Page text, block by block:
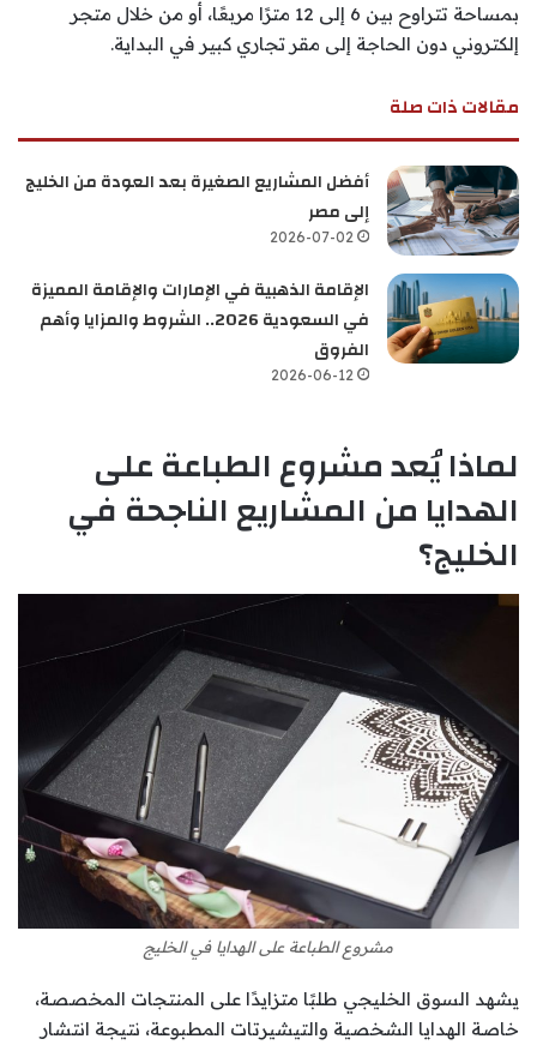
بمساحة تتراوح بين 6 إلى 12 مترًا مربعًا، أو من خلال متجر
إلكتروني دون الحاجة إلى مقر تجاري كبير في البداية.
مقالات ذات صلة
أفضل المشاريع الصغيرة بعد العودة من الخليج
إلى مصر
2026-07-02
الإقامة الذهبية في الإمارات والإقامة المميزة
في السعودية 2026.. الشروط والمزايا وأهم
الفروق
2026-06-12
لماذا يُعد مشروع الطباعة على
الهدايا من المشاريع الناجحة في
الخليج؟
مشروع الطباعة على الهدايا في الخليج
يشهد السوق الخليجي طلبًا متزايدًا على المنتجات المخصصة،
خاصة الهدايا الشخصية والتيشيرتات المطبوعة، نتيجة انتشار